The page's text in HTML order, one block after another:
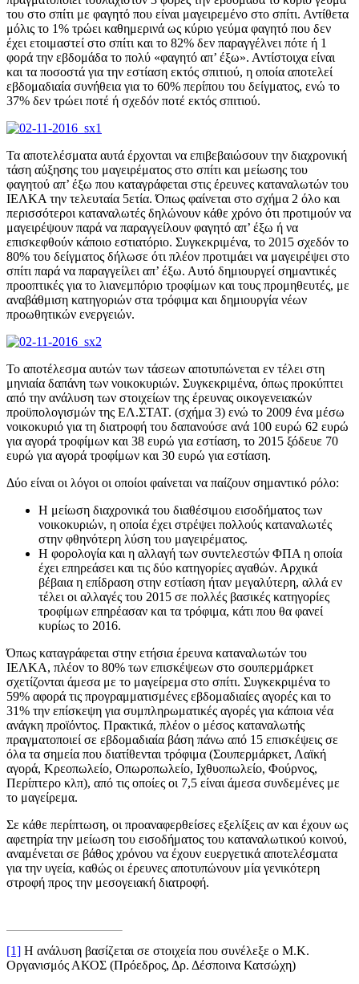
του στο σπίτι με φαγητό που είναι μαγειρεμένο στο σπίτι. Αντίθετα
μόλις το 1% τρώει καθημερινά ως κύριο γεύμα φαγητό που δεν
έχει ετοιμαστεί στο σπίτι και το 82% δεν παραγγέλνει πότε ή 1
φορά την εβδομάδα το πολύ «φαγητό απ’ έξω». Αντίστοιχα είναι
και τα ποσοστά για την εστίαση εκτός σπιτιού, η οποία αποτελεί
εβδομαδιαία συνήθεια για το 60% περίπου του δείγματος, ενώ το
37% δεν τρώει ποτέ ή σχεδόν ποτέ εκτός σπιτιού.
Τα αποτελέσματα αυτά έρχονται να επιβεβαιώσουν την διαχρονική
τάση αύξησης του μαγειρέματος στο σπίτι και μείωσης του
φαγητού απ’ έξω που καταγράφεται στις έρευνες καταναλωτών του
ΙΕΛΚΑ την τελευταία 5ετία. Όπως φαίνεται στο σχήμα 2 όλο και
περισσότεροι καταναλωτές δηλώνουν κάθε χρόνο ότι προτιμούν να
μαγειρέψουν παρά να παραγγείλουν φαγητό απ’ έξω ή να
επισκεφθούν κάποιο εστιατόριο. Συγκεκριμένα, το 2015 σχεδόν το
80% του δείγματος δήλωσε ότι πλέον προτιμάει να μαγειρέψει στο
σπίτι παρά να παραγγείλει απ’ έξω. Αυτό δημιουργεί σημαντικές
προοπτικές για το λιανεμπόριο τροφίμων και τους προμηθευτές, με
αναβάθμιση κατηγοριών στα τρόφιμα και δημιουργία νέων
προωθητικών ενεργειών.
Το αποτέλεσμα αυτών των τάσεων αποτυπώνεται εν τέλει στη
μηνιαία δαπάνη των νοικοκυριών. Συγκεκριμένα, όπως προκύπτει
από την ανάλυση των στοιχείων της έρευνας οικογενειακών
προϋπολογισμών της ΕΛ.ΣΤΑΤ. (σχήμα 3) ενώ το 2009 ένα μέσω
νοικοκυριό για τη διατροφή του δαπανούσε ανά 100 ευρώ 62 ευρώ
για αγορά τροφίμων και 38 ευρώ για εστίαση, το 2015 ξόδευε 70
ευρώ για αγορά τροφίμων και 30 ευρώ για εστίαση.
Δύο είναι οι λόγοι οι οποίοι φαίνεται να παίζουν σημαντικό ρόλο:
Η μείωση διαχρονικά του διαθέσιμου εισοδήματος των
νοικοκυριών, η οποία έχει στρέψει πολλούς καταναλωτές
στην φθηνότερη λύση του μαγειρέματος.
Η φορολογία και η αλλαγή των συντελεστών ΦΠΑ η οποία
έχει επηρεάσει και τις δύο κατηγορίες αγαθών. Αρχικά
βέβαια η επίδραση στην εστίαση ήταν μεγαλύτερη, αλλά εν
τέλει οι αλλαγές του 2015 σε πολλές βασικές κατηγορίες
τροφίμων επηρέασαν και τα τρόφιμα, κάτι που θα φανεί
κυρίως το 2016.
Όπως καταγράφεται στην ετήσια έρευνα καταναλωτών του
ΙΕΛΚΑ, πλέον το 80% των επισκέψεων στο σουπερμάρκετ
σχετίζονται άμεσα με το μαγείρεμα στο σπίτι. Συγκεκριμένα το
59% αφορά τις προγραμματισμένες εβδομαδιαίες αγορές και το
31% την επίσκεψη για συμπληρωματικές αγορές για κάποια νέα
ανάγκη προϊόντος. Πρακτικά, πλέον ο μέσος καταναλωτής
πραγματοποιεί σε εβδομαδιαία βάση πάνω από 15 επισκέψεις σε
όλα τα σημεία που διατίθενται τρόφιμα (Σουπερμάρκετ, Λαϊκή
αγορά, Κρεοπωλείο, Οπωροπωλείο, Ιχθυοπωλείο, Φούρνος,
Περίπτερο κλπ), από τις οποίες οι 7,5 είναι άμεσα συνδεμένες με
το μαγείρεμα.
Σε κάθε περίπτωση, οι προαναφερθείσες εξελίξεις αν και έχουν ως
αφετηρία την μείωση του εισοδήματος του καταναλωτικού κοινού,
αναμένεται σε βάθος χρόνου να έχουν ευεργετικά αποτελέσματα
για την υγεία, καθώς οι έρευνες αποτυπώνουν μία γενικότερη
στροφή προς την μεσογειακή διατροφή.
[1] Η ανάλυση βασίζεται σε στοιχεία που συνέλεξε ο Μ.Κ.
Οργανισμός ΑΚΟΣ (Πρόεδρος, Δρ. Δέσποινα Κατσώχη)